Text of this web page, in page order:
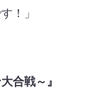
！」
合戦～』